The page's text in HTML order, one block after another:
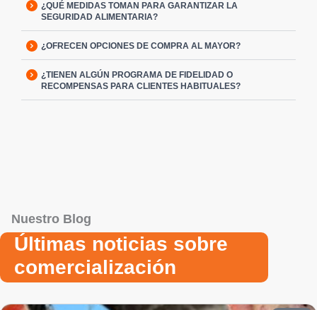
¿QUÉ MEDIDAS TOMAN PARA GARANTIZAR LA
SEGURIDAD ALIMENTARIA?
¿OFRECEN OPCIONES DE COMPRA AL MAYOR?
¿TIENEN ALGÚN PROGRAMA DE FIDELIDAD O
RECOMPENSAS PARA CLIENTES HABITUALES?
Nuestro Blog
Últimas noticias sobre
comercialización